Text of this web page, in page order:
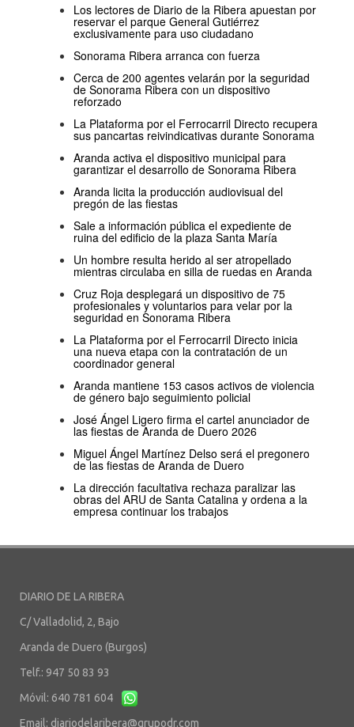
Los lectores de Diario de la Ribera apuestan por
reservar el parque General Gutiérrez
exclusivamente para uso ciudadano
Sonorama Ribera arranca con fuerza
Cerca de 200 agentes velarán por la seguridad
de Sonorama Ribera con un dispositivo
reforzado
La Plataforma por el Ferrocarril Directo recupera
sus pancartas reivindicativas durante Sonorama
Aranda activa el dispositivo municipal para
garantizar el desarrollo de Sonorama Ribera
Aranda licita la producción audiovisual del
pregón de las fiestas
Sale a información pública el expediente de
ruina del edificio de la plaza Santa María
Un hombre resulta herido al ser atropellado
mientras circulaba en silla de ruedas en Aranda
Cruz Roja desplegará un dispositivo de 75
profesionales y voluntarios para velar por la
seguridad en Sonorama Ribera
La Plataforma por el Ferrocarril Directo inicia
una nueva etapa con la contratación de un
coordinador general
Aranda mantiene 153 casos activos de violencia
de género bajo seguimiento policial
José Ángel Ligero firma el cartel anunciador de
las fiestas de Aranda de Duero 2026
Miguel Ángel Martínez Delso será el pregonero
de las fiestas de Aranda de Duero
La dirección facultativa rechaza paralizar las
obras del ARU de Santa Catalina y ordena a la
empresa continuar los trabajos
DIARIO DE LA RIBERA
C/ Valladolid, 2, Bajo
Aranda de Duero (Burgos)
Telf.: 947 50 83 93
Móvil: 640 781 604
Email: diariodelaribera@grupodr.com